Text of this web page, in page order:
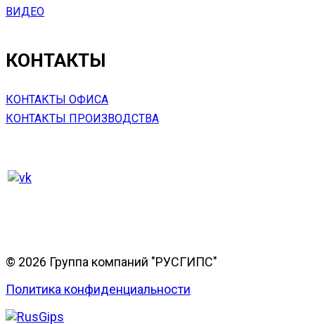
ВИДЕО
КОНТАКТЫ
КОНТАКТЫ ОФИСА
КОНТАКТЫ ПРОИЗВОДСТВА
© 2026 Группа компаний "РУСГИПС"
Политика конфиденциальности